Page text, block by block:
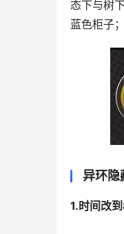
态下与树
蓝色柜子
异环隐
1.时间改